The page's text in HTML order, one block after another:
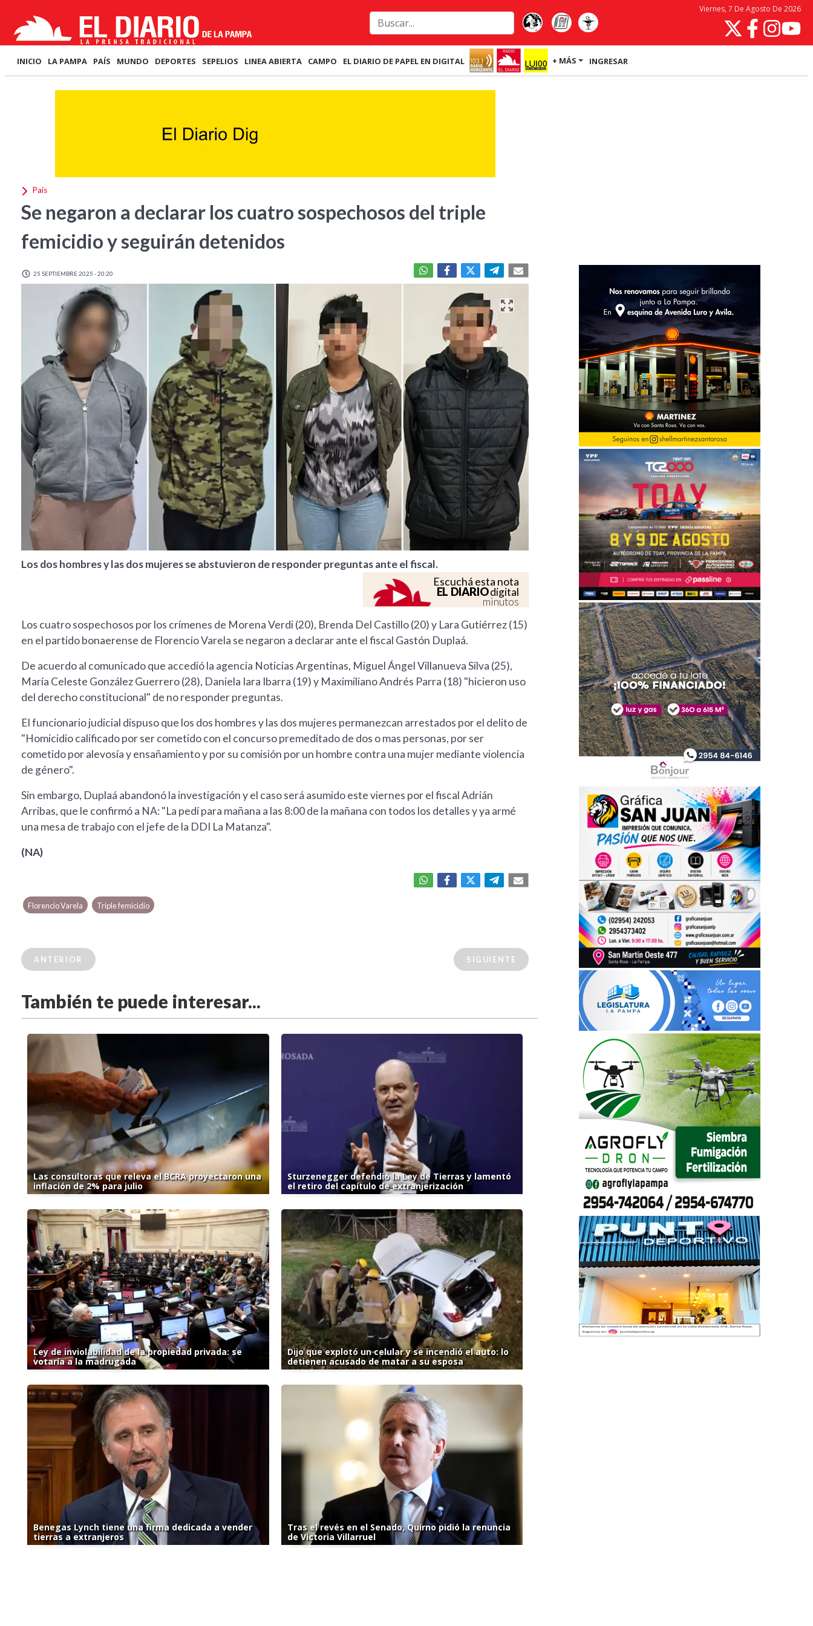
Viernes, 7 De Agosto De 2026
INICIO LA PAMPA PAÍS MUNDO DEPORTES SEPELIOS LINEA ABIERTA CAMPO EL DIARIO DE PAPEL EN DIGITAL + MÁS INGRESAR
País
Se negaron a declarar los cuatro sospechosos del triple
femicidio y seguirán detenidos
25 SEPTIEMBRE 2025 - 20:20
Los dos hombres y las dos mujeres se abstuvieron de responder preguntas ante el fiscal.
Escuchá esta nota
EL DIARIOdigital
minutos
Los cuatro sospechosos por los crímenes de Morena Verdi (20), Brenda Del Castillo (20) y Lara Gutiérrez (15)
en el partido bonaerense de Florencio Varela se negaron a declarar ante el fiscal Gastón Duplaá.
De acuerdo al comunicado que accedió la agencia Noticias Argentinas, Miguel Ángel Villanueva Silva (25),
María Celeste González Guerrero (28), Daniela Iara Ibarra (19) y Maximiliano Andrés Parra (18) "hicieron uso
del derecho constitucional" de no responder preguntas.
El funcionario judicial dispuso que los dos hombres y las dos mujeres permanezcan arrestados por el delito de
"Homicidio calificado por ser cometido con el concurso premeditado de dos o mas personas, por ser
cometido por alevosía y ensañamiento y por su comisión por un hombre contra una mujer mediante violencia
de género".
Sin embargo, Duplaá abandonó la investigación y el caso será asumido este viernes por el fiscal Adrián
Arribas, que le confirmó a NA: "La pedí para mañana a las 8:00 de la mañana con todos los detalles y ya armé
una mesa de trabajo con el jefe de la DDI La Matanza".
(NA)
Florencio Varela Triple femicidio
ANTERIOR SIGUIENTE
También te puede interesar...
Las consultoras que releva el BCRA proyectaron una
inflación de 2% para julio
Sturzenegger defendió la Ley de Tierras y lamentó
el retiro del capítulo de extranjerización
Ley de inviolabilidad de la propiedad privada: se
votaría a la madrugada
Dijo que explotó un celular y se incendió el auto: lo
detienen acusado de matar a su esposa
Benegas Lynch tiene una firma dedicada a vender
tierras a extranjeros
Tras el revés en el Senado, Quirno pidió la renuncia
de Victoria Villarruel